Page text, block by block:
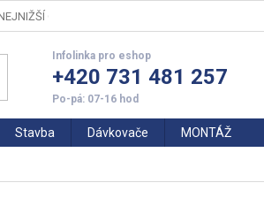
CENY
+420 731 481 257
Stavba Dávkovače MONTÁŽ